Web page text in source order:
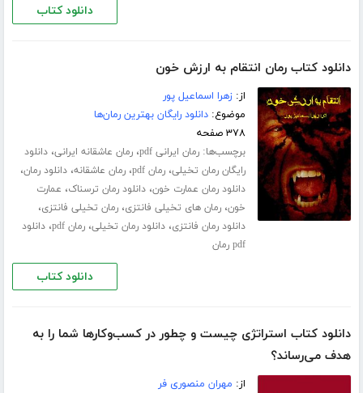
دانلود کتاب
دانلود کتاب رمان انتقام به ارزش خون
از:زهرا اسماعیل پور
موضوع:دانلود رایگان بهترین رمان‌ها
۳۷۸ صفحه
برچسب‌ها:رمان ایرانی pdf ،رمان عاشقانه ایرانی،دانلود
رایگان رمان تخیلی،رمان pdf ،رمان عاشقانه،دانلود رمان،
دانلود رمان عمارت خون،دانلود رمان ترسناک، عمارت
خون،رمان های تخیلی فانتزی،رمان تخیلی فانتزی،
دانلود رمان فانتزی،دانلود رمان تخیلی،رمان pdf ،دانلود
pdf رمان
دانلود کتاب
دانلود کتاب استراتژی چیست و چطور در کسب‌و‌کارها شما را به
هدف می‌رساند؟
از: مهران منصوری فر